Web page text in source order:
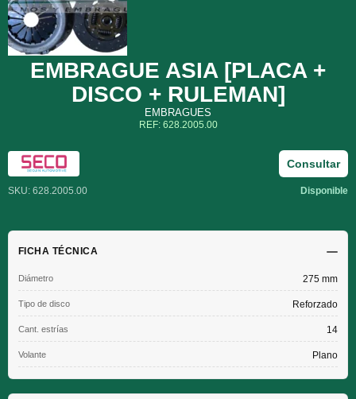
EMBRAGUE ASIA [PLACA +
DISCO + RULEMAN]
EMBRAGUES
REF: 628.2005.00
SKU: 628.2005.00 Disponible
Consultar
FICHA TÉCNICA
Diámetro 275 mm
Tipo de disco Reforzado
Cant. estrías 14
Volante Plano